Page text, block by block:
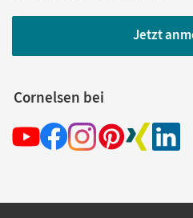
Jetzt
Cornelsen bei